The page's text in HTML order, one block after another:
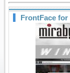
FrontFace for